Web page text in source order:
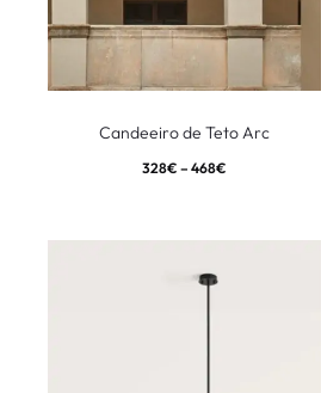
Candeeiro de Teto Arc
328€ – 468€